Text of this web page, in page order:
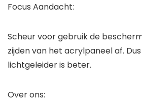
Focus Aandacht:
Scheur voor gebruik de
zijden van het acrylpaneel af.
lichtgeleider is beter.
Over ons: